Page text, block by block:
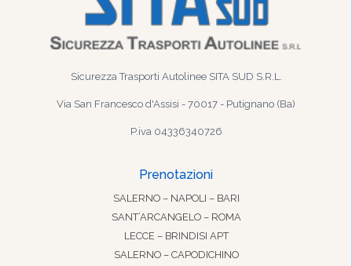
Sicurezza Trasporti Autolinee SITA SUD S.R.L.
Via San Francesco d'Assisi - 70017 - Putignano (Ba)
P.iva 04336340726
Prenotazioni
SALERNO – NAPOLI – BARI
SANT’ARCANGELO – ROMA
LECCE – BRINDISI APT
SALERNO – CAPODICHINO